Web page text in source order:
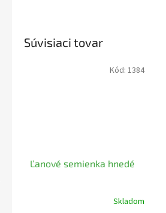
Súvisiaci tovar
Ľanové semienka hnedé
Skladom
Kód: 1384